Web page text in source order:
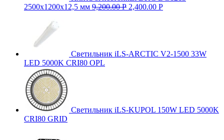
2500х1200х12,5 мм 9,200.00Р 2,400.00 Р
Светильник iLS-ARCTIC V2-1500 33W
LED 5000K CRI80 OPL
Светильник iLS-KUPOL 150W LED 5000K
CRI80 GRID